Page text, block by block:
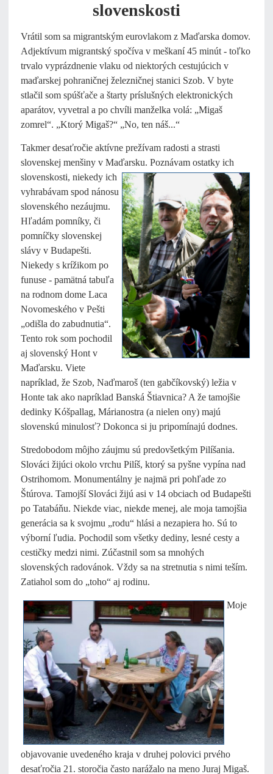
slovenskosti
Vrátil som sa migrantským eurovlakom z Maďarska domov.
Adjektívum migrantský spočíva v meškaní 45 minút - toľko
trvalo vyprázdnenie vlaku od niektorých cestujúcich v
maďarskej pohraničnej železničnej stanici Szob. V byte
stlačil som spúšťače a štarty príslušných elektronických
aparátov, vyvetral a po chvíli manželka volá: „Migaš
zomrel“. „Ktorý Migaš?“ „No, ten náš...“
Takmer desaťročie aktívne prežívam radosti a strasti
slovenskej menšiny v Maďarsku. Poznávam ostatky ich
slovenskosti, niekedy ich
vyhrabávam spod nánosu
slovenského nezáujmu.
Hľadám pomníky, či
pomníčky slovenskej
slávy v Budapešti.
Niekedy s krížikom po
funuse - pamätná tabuľa
na rodnom dome Laca
Novomeského v Pešti
„odišla do zabudnutia“.
Tento rok som pochodil
aj slovenský Hont v
Maďarsku. Viete
napríklad, že Szob, Naďmaroš (ten gabčíkovský) ležia v
Honte tak ako napríklad Banská Štiavnica? A že tamojšie
dedinky Kóšpallag, Márianostra (a nielen ony) majú
slovenskú minulosť? Dokonca si ju pripomínajú dodnes.
Stredobodom môjho záujmu sú predovšetkým Pilíšania.
Slováci žijúci okolo vrchu Pilíš, ktorý sa pyšne vypína nad
Ostrihomom. Monumentálny je najmä pri pohľade zo
Štúrova. Tamojší Slováci žijú asi v 14 obciach od Budapešti
po Tatabáňu. Niekde viac, niekde menej, ale moja tamojšia
generácia sa k svojmu „rodu“ hlási a nezapiera ho. Sú to
výborní ľudia. Pochodil som všetky dediny, lesné cesty a
cestičky medzi nimi. Zúčastnil som sa mnohých
slovenských radovánok. Vždy sa na stretnutia s nimi teším.
Zatiahol som do „toho“ aj rodinu.
Moje
objavovanie uvedeného kraja v druhej polovici prvého
desaťročia 21. storočia často narážalo na meno Juraj Migaš.